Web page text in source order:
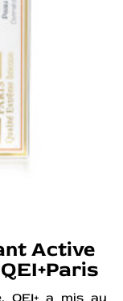
Active
QEI+ a mis au